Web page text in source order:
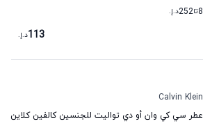
8تا252د.إ.
113د.إ.
Calvin Klein
عطر سي كي وان أو دي تواليت للجنسين كالفين كلاين